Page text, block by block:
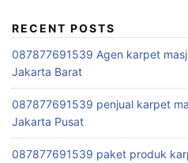
RECENT POSTS
087877691539 Agen karpet
Jakarta Barat
087877691539 penjual karpet
Jakarta Pusat
087877691539 paket produk